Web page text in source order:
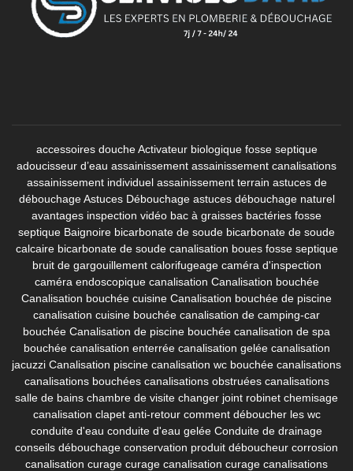
accessoires douche Activateur biologique fosse septique
adoucisseur d’eau assainissement assainissement canalisations
assainissement individuel assainissement terrain astuces de
débouchage Astuces Débouchage astuces débouchage naturel
avantages inspection vidéo bac à graisses bactéries fosse
septique Baignoire bicarbonate de soude bicarbonate de soude
calcaire bicarbonate de soude canalisation boues fosse septique
bruit de gargouillement calorifugeage caméra d'inspection
caméra endoscopique canalisation Canalisation bouchée
Canalisation bouchée cuisine Canalisation bouchée de piscine
canalisation cuisine bouchée canalisation de camping-car
bouchée Canalisation de piscine bouchée canalisation de spa
bouchée canalisation enterrée canalisation gelée canalisation
jacuzzi Canalisation piscine canalisation wc bouchée canalisations
canalisations bouchées canalisations obstruées canalisations
salle de bains chambre de visite changer joint robinet chemisage
canalisation clapet anti-retour comment déboucher les wc
conduite d'eau conduite d'eau gelée Conduite de drainage
conseils débouchage conservation produit déboucheur corrosion
canalisation curage curage canalisation curage canalisations